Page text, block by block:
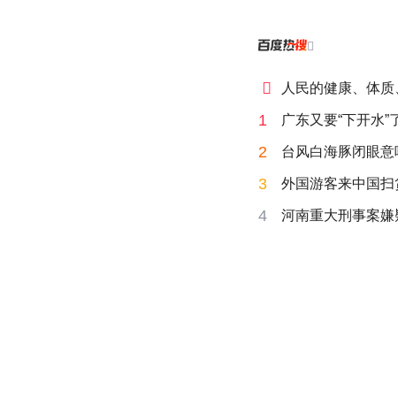

 人民的健康、体
1 广东又要“下开水”
2 台风白海豚闭眼意
3 外国游客来中国扫
4 河南重大刑事案嫌